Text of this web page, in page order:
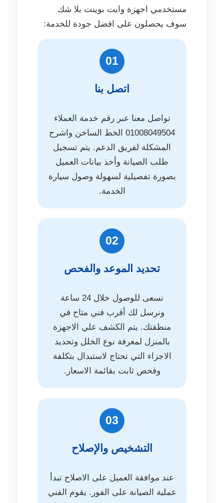
مستخدمي اجهزة وايت بوينت بلا شك
سوف يحصلون على افضل جودة للخدمة:
01
اتصل بنا
تواصل معنا عبر رقم خدمة العملاء
01008049504 الخط الساخن واشرح
المشكلة لفريق الدعم. يتم تسجيل
طلب الصيانة وأخذ بيانات العميل
بصورة تفصيلية لسهولة وصول سيارة
الخدمة.
02
تحديد الموعد والفحص
نسعى للوصول خلال 24 ساعة
ونرسل لك أقرب فني متاح في
منطقتك. يتم الكشف علي الاجهزة
بالمنزل لمعرفة نوع الخلل وتحديد
الاجزاء التي تحتاج لاستبدال بتكلفة
وفحص ثابت بقائمة الاسعار.
03
التشخيص والإصلاح
عند موافقة العميل على الاصلاح تبدأ
عملية الصيانة على الفور. يقوم الفني